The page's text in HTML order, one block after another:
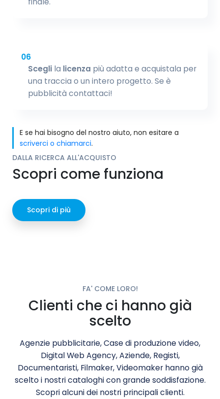
06
Sceglila licenza più adatta e acquistala per
una traccia o un intero progetto. Se è
pubblicità contattaci!
E se hai bisogno del nostro aiuto, non esitare a
scriverci o chiamarci.
DALLA RICERCA ALL'ACQUISTO
Scopri come funziona
Scopri di più
FA' COME LORO!
Clienti che ci hanno già
scelto
Agenzie pubblicitarie, Case di produzione video,
Digital Web Agency, Aziende, Registi,
Documentaristi, Filmaker, Videomaker hanno già
scelto i nostri cataloghi con grande soddisfazione.
Scopri alcuni dei nostri principali clienti.